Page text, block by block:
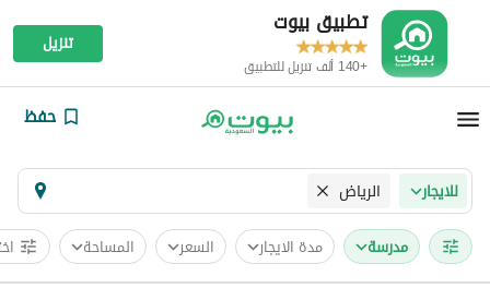
تطبيق بيوت
+140 ألف تنزيل للتطبيق
تنزيل
حفظ
للايجار الرياض
مدرسة مدة الايجار السعر المساحة